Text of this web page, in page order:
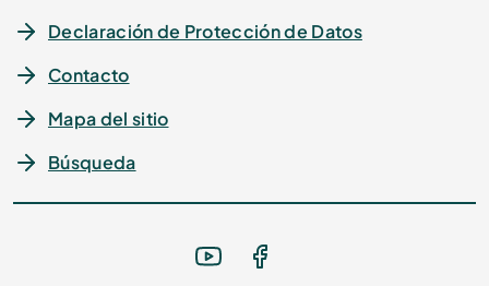
Declaración de Protección de Datos
Contacto
Mapa del sitio
Búsqueda